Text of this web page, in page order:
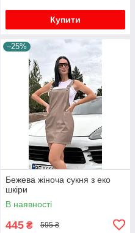
Купити
–25%
Бежева жіноча сукня з еко
шкіри
В наявності
445 ₴ 595 ₴